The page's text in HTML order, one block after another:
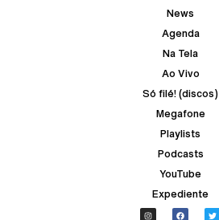
News
Agenda
Na Tela
Ao Vivo
Só filé! (discos)
Megafone
Playlists
Podcasts
YouTube
Expediente